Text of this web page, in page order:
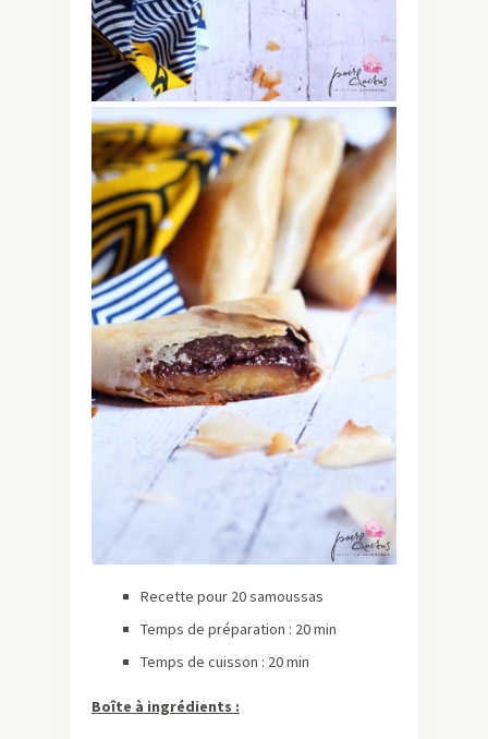
Recette pour 20 samoussas
Temps de préparation : 20 min
Temps de cuisson : 20 min
Boîte à ingrédients :